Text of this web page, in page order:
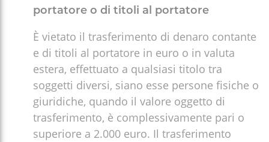
portatore o di titoli al portatore
È vietato il trasferimento di denaro contante
e di titoli al portatore in euro o in valuta
estera, effettuato a qualsiasi titolo tra
soggetti diversi, siano esse persone fisiche o
giuridiche, quando il valore oggetto di
trasferimento, è complessivamente pari o
superiore a 2.000 euro. Il trasferimento